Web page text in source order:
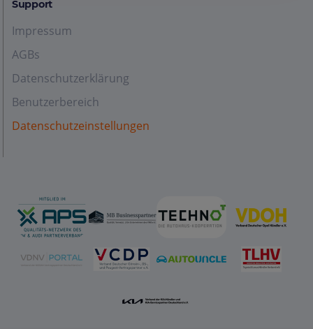
Support
Impressum
AGBs
Datenschutzerklärung
Benutzerbereich
Datenschutzeinstellungen